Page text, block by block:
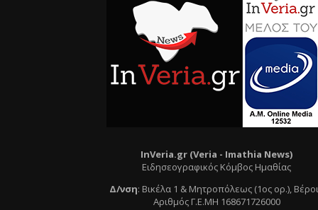
InVeria.gr (Veria - Ιmathia News)
Ειδησεογραφικός Κόμβος Ημαθίας
Δ/νση: Βικέλα 1 & Μητροπόλεως (1ος ορ.),
Αριθμός Γ.Ε.ΜΗ 168671726000